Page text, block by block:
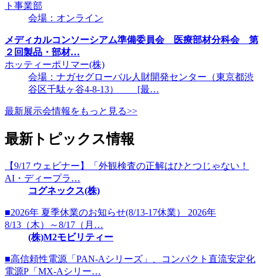
ト事業部
会場：オンライン
メディカルコンソーシアム準備委員会 医療部材分科会 第
２回製品・部材…
ホッティーポリマー(株)
会場：ナガセグローバル人財開発センター（東京都渋
谷区千駄ヶ谷4-8-13） [最…
最新展示会情報をもっと見る>>
最新トピックス情報
【9/17 ウェビナー】「外観検査の正解はひとつじゃない！
AI・ディープラ…
コグネックス(株)
■2026年 夏季休業のお知らせ(8/13-17休業） 2026年
8/13（木）～8/17（月…
(株)M2モビリティー
■高信頼性電源「PAN-Aシリーズ」、コンパクト直流安定化
電源P「MX-Aシリー…